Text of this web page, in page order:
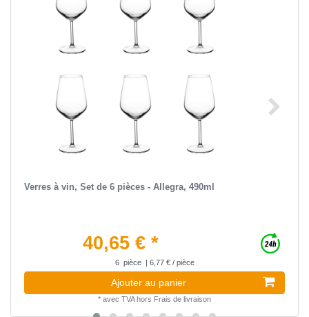
Verres à vin, Set de 6 pièces - Allegra, 490ml
40,65 € *
6 pièce | 6,77 € / pièce
Ajouter au panier
* avec TVAhors Frais de livraison